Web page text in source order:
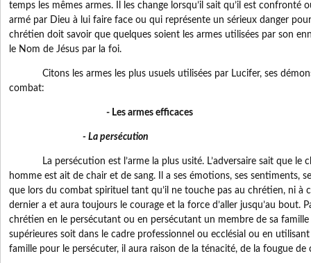
temps les mêmes armes. Il les change lorsqu’il sait qu’il est confronté
armé par Dieu à lui faire face ou qui représente un sérieux danger
chrétien doit savoir que quelques soient les armes utilisées par son
le Nom de Jésus par la foi.
Citons les armes les plus usuels utilisées par Lucifer, ses
combat:
- Les armes efficaces
- La persécution
La persécution est l’arme la plus usité. L’adversaire sait que le
homme est ait de chair et de sang. Il a ses émotions, ses sentiments,
que lors du combat spirituel tant qu’il ne touche pas au chrétien, ni à
dernier a et aura toujours le courage et la force d’aller jusqu’au bout.
chrétien en le persécutant ou en persécutant un membre de sa
supérieures soit dans le cadre professionnel ou ecclésial ou en
famille pour le persécuter, il aura raison de la ténacité, de la fougue